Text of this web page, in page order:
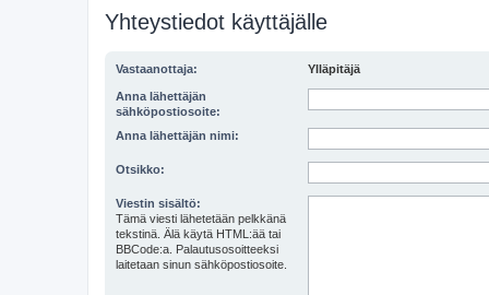
Yhteystiedot käyttäjälle
Vastaanottaja: Ylläpitäjä
Anna lähettäjän
sähköpostiosoite:
Anna lähettäjän nimi:
Otsikko:
Viestin sisältö:
Tämä viesti lähetetään pelkkänä
tekstinä. Älä käytä HTML:ää tai
BBCode:a. Palautusosoitteeksi
laitetaan sinun sähköpostiosoite.